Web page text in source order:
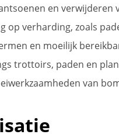
en verwijderen
op verharding, zoals
en moeilijk
trottoirs, paden en
van